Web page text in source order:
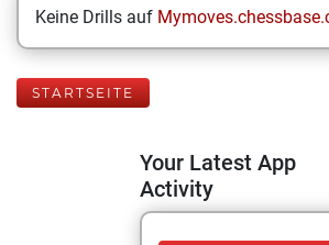
Keine Drills auf
STARTSEITE
Your Latest App
Activity